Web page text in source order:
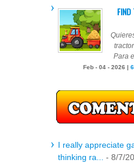
FIND
Para
Feb - 04 - 2026 |
I really appreciate
thinking ra... - 8/7/